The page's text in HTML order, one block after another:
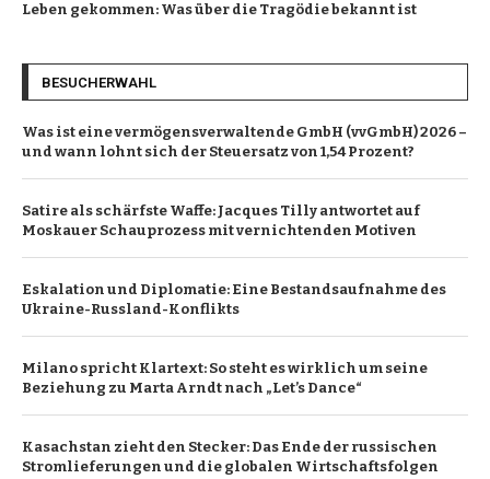
Leben gekommen: Was über die Tragödie bekannt ist
BESUCHERWAHL
Was ist eine vermögensverwaltende GmbH (vvGmbH) 2026 –
und wann lohnt sich der Steuersatz von 1,54 Prozent?
Satire als schärfste Waffe: Jacques Tilly antwortet auf
Moskauer Schauprozess mit vernichtenden Motiven
Eskalation und Diplomatie: Eine Bestandsaufnahme des
Ukraine-Russland-Konflikts
Milano spricht Klartext: So steht es wirklich um seine
Beziehung zu Marta Arndt nach „Let’s Dance“
Kasachstan zieht den Stecker: Das Ende der russischen
Stromlieferungen und die globalen Wirtschaftsfolgen